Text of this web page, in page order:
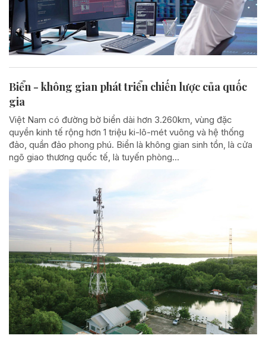
Biển - không gian phát triển chiến lược của quốc
gia
Việt Nam có đường bờ biển dài hơn 3.260km, vùng đặc
quyền kinh tế rộng hơn 1 triệu ki-lô-mét vuông và hệ thống
đảo, quần đảo phong phú. Biển là không gian sinh tồn, là cửa
ngõ giao thương quốc tế, là tuyến phòng...